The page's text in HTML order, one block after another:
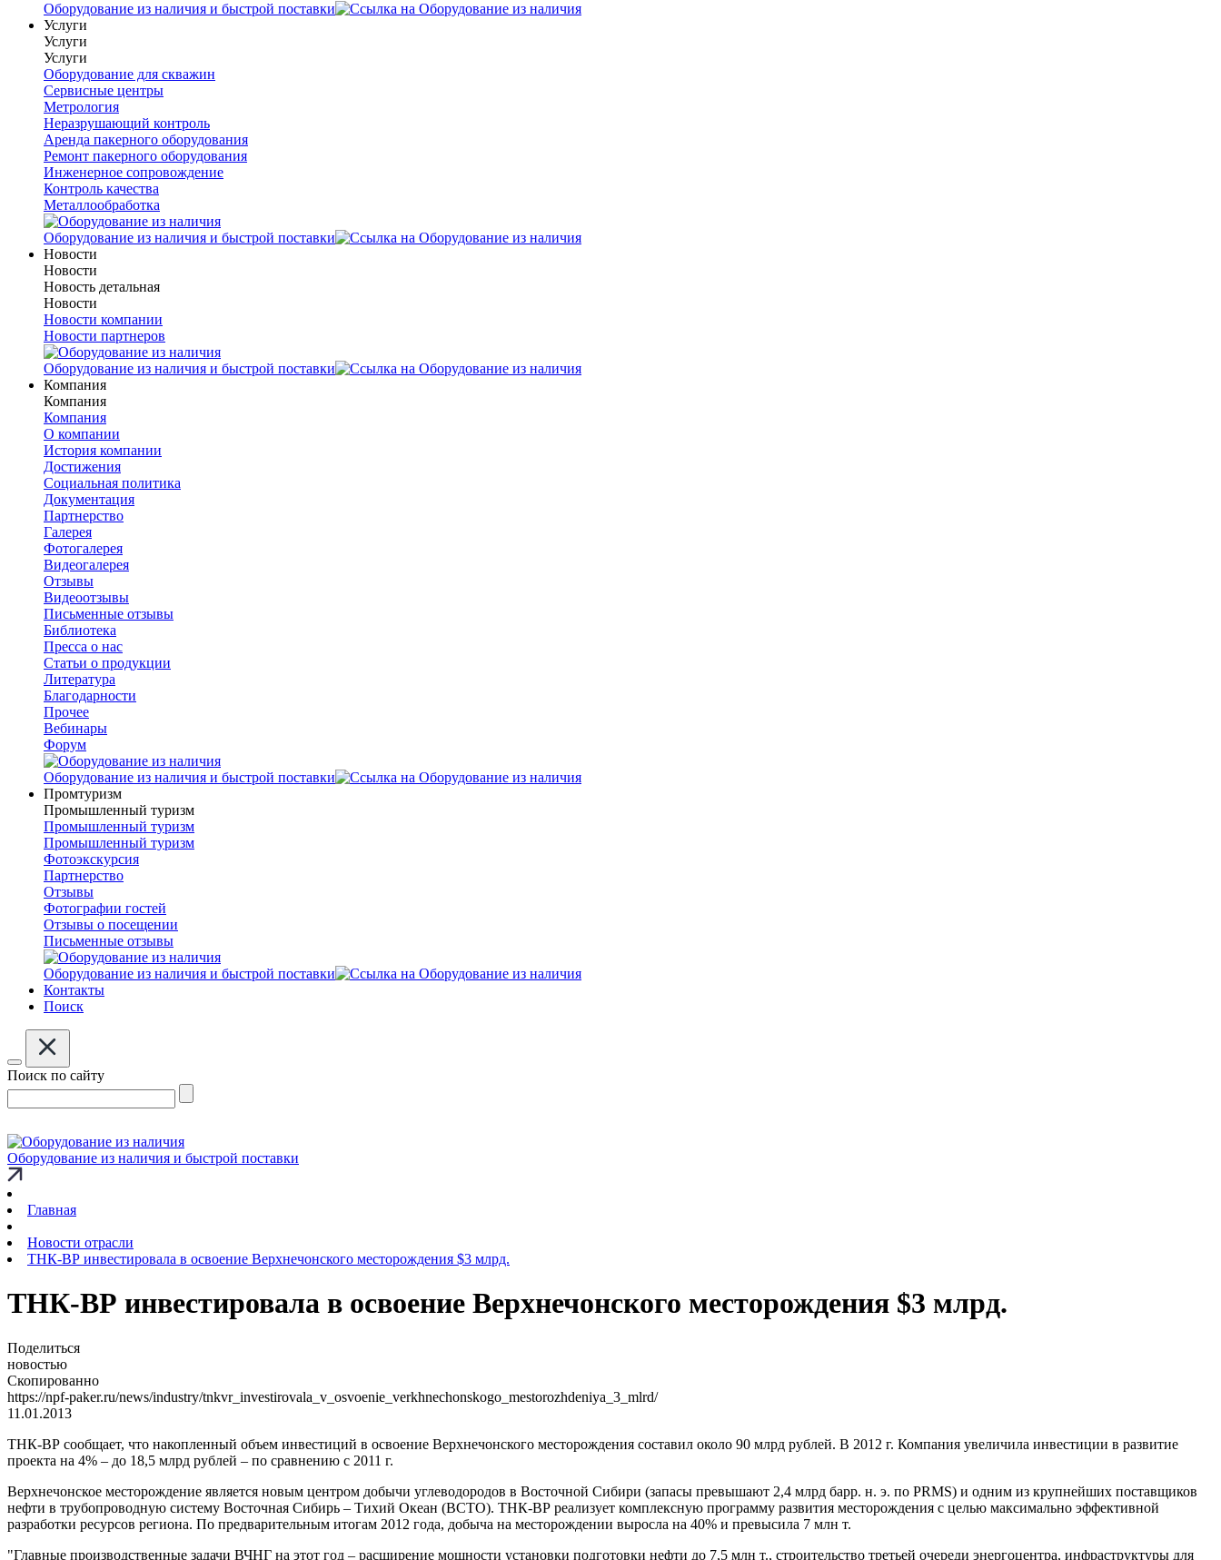
Оборудование из наличия и быстрой поставки
Услуги
Услуги
Услуги
Оборудование для скважин
Сервисные центры
Метрология
Неразрушающий контроль
Аренда пакерного оборудования
Ремонт пакерного оборудования
Инженерное сопровождение
Контроль качества
Металлообработка
Оборудование из наличия и быстрой поставки
Новости
Новости
Новость детальная
Новости
Новости компании
Новости партнеров
Оборудование из наличия и быстрой поставки
Компания
Компания
Компания
О компании
История компании
Достижения
Социальная политика
Документация
Партнерство
Галерея
Фотогалерея
Видеогалерея
Отзывы
Видеоотзывы
Письменные отзывы
Библиотека
Пресса о нас
Статьи о продукции
Литература
Благодарности
Прочее
Вебинары
Форум
Оборудование из наличия и быстрой поставки
Промтуризм
Промышленный туризм
Промышленный туризм
Промышленный туризм
Фотоэкскурсия
Партнерство
Отзывы
Фотографии гостей
Отзывы о посещении
Письменные отзывы
Оборудование из наличия и быстрой поставки
Контакты
Поиск
Поиск по сайту
Оборудование из наличия и быстрой поставки
Главная
Новости отрасли
ТНК-ВР инвестировала в освоение Верхнечонского месторождения $3 млрд.
ТНК-ВР инвестировала в освоение Верхнечонского месторождения $3 млрд.
Поделиться
новостью
Скопированно
https://npf-paker.ru/news/industry/tnkvr_investirovala_v_osvoenie_verkhnechonskogo_mestorozhdeniya_3_mlrd/
11.01.2013
ТНК-ВР сообщает, что накопленный объем инвестиций в освоение Верхнечонского месторождения составил около 90 млрд рублей. В 2012 г. Компания увеличила инвестиции в развитие
проекта на 4% – до 18,5 млрд рублей – по сравнению с 2011 г.
Верхнечонское месторождение является новым центром добычи углеводородов в Восточной Сибири (запасы превышают 2,4 млрд барр. н. э. по PRMS) и одним из крупнейших поставщиков
нефти в трубопроводную систему Восточная Сибирь – Тихий Океан (ВСТО). ТНК-ВР реализует комплексную программу развития месторождения с целью максимально эффективной
разработки ресурсов региона. По предварительным итогам 2012 года, добыча на месторождении выросла на 40% и превысила 7 млн т.
"Главные производственные задачи ВЧНГ на этот год – расширение мощности установки подготовки нефти до 7,5 млн т., строительство третьей очереди энергоцентра, инфраструктуры для